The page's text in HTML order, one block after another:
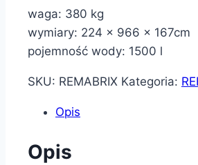
waga: 380 kg
wymiary: 224 x 966 x 167cm
pojemność wody: 1500 l
SKU: REMABRIX Kategoria:
Opis
Opis